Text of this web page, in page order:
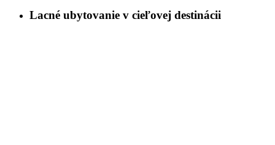
Lacné ubytovanie v cieľovej destinácii